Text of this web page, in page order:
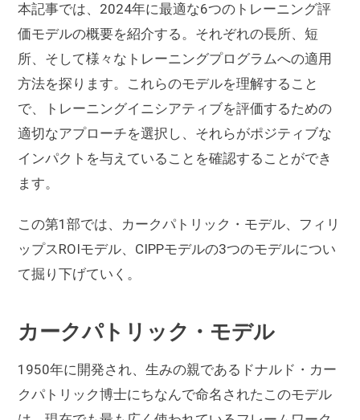
本記事では、2024年に最適な6つのトレーニング評
価モデルの概要を紹介する。それぞれの長所、短
所、そして様々なトレーニングプログラムへの適用
方法を探ります。これらのモデルを理解すること
で、トレーニングイニシアティブを評価するための
適切なアプローチを選択し、それらがポジティブな
インパクトを与えていることを確認することができ
ます。
この第1部では、カークパトリック・モデル、フィリ
ップスROIモデル、CIPPモデルの3つのモデルについ
て掘り下げていく。
カークパトリック・モデル
1950年に開発され、生みの親であるドナルド・カー
クパトリック博士にちなんで命名されたこのモデル